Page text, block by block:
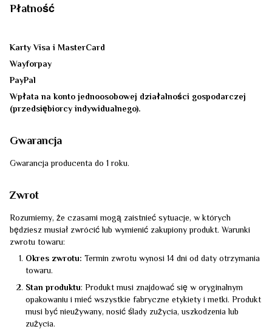
Płatność
Karty Visa i MasterCard
Wayforpay
PayPal
Wpłata na konto jednoosobowej działalności gospodarczej
(przedsiębiorcy indywidualnego).
Gwarancja
Gwarancja producenta do 1 roku.
Zwrot
Rozumiemy, że czasami mogą zaistnieć sytuacje, w których
będziesz musiał zwrócić lub wymienić zakupiony produkt. Warunki
zwrotu towaru:
Okres zwrotu: Termin zwrotu wynosi 14 dni od daty otrzymania
towaru.
Stan produktu: Produkt musi znajdować się w oryginalnym
opakowaniu i mieć wszystkie fabryczne etykiety i metki. Produkt
musi być nieużywany, nosić ślady zużycia, uszkodzenia lub
zużycia.